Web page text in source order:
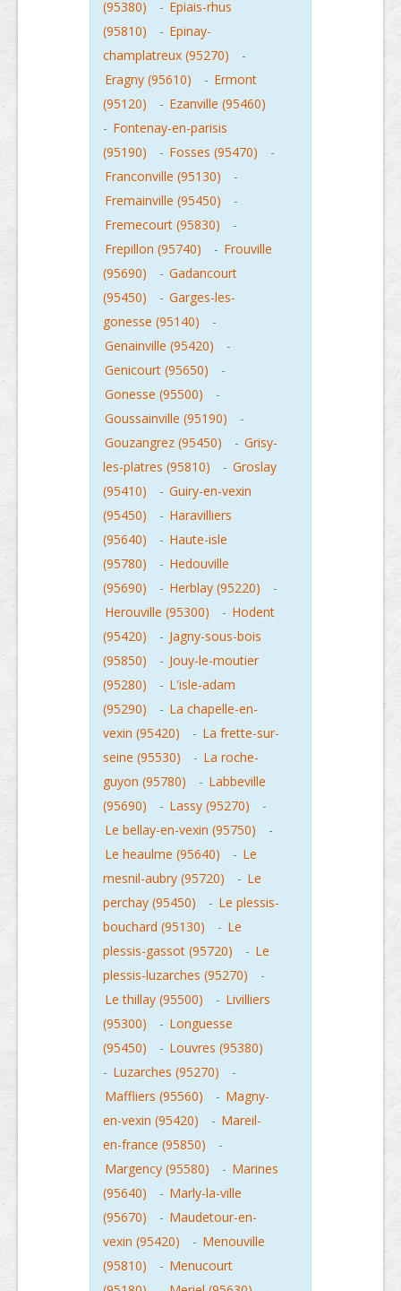
(95380) - Epiais-rhus
(95810)
- Epinay-
champlatreux (95270)
-
Eragny (95610)
- Ermont
(95120)
- Ezanville (95460)
- Fontenay-en-parisis
(95190)
- Fosses (95470)
-
Franconville (95130)
-
Fremainville (95450)
-
Fremecourt (95830)
-
Frepillon (95740)
- Frouville
(95690)
- Gadancourt
(95450)
- Garges-les-
gonesse (95140)
-
Genainville (95420)
-
Genicourt (95650)
-
Gonesse (95500)
-
Goussainville (95190)
-
Gouzangrez (95450)
- Grisy-
les-platres (95810)
- Groslay
(95410)
- Guiry-en-vexin
(95450)
- Haravilliers
(95640)
- Haute-isle
(95780)
- Hedouville
(95690)
- Herblay (95220)
-
Herouville (95300)
- Hodent
(95420)
- Jagny-sous-bois
(95850)
- Jouy-le-moutier
(95280)
- L'isle-adam
(95290)
- La chapelle-en-
vexin (95420)
- La frette-sur-
seine (95530)
- La roche-
guyon (95780)
- Labbeville
(95690)
- Lassy (95270)
-
Le bellay-en-vexin (95750)
-
Le heaulme (95640)
- Le
mesnil-aubry (95720)
- Le
perchay (95450)
- Le plessis-
bouchard (95130)
- Le
plessis-gassot (95720)
- Le
plessis-luzarches (95270)
-
Le thillay (95500)
- Livilliers
(95300)
- Longuesse
(95450)
- Louvres (95380)
- Luzarches (95270)
-
Maffliers (95560)
- Magny-
en-vexin (95420)
- Mareil-
en-france (95850)
-
Margency (95580)
- Marines
(95640)
- Marly-la-ville
(95670)
- Maudetour-en-
vexin (95420)
- Menouville
(95810)
- Menucourt